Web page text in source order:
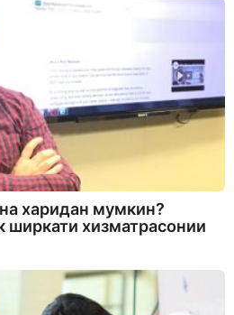
харидан мумкин?
ширкати хизматрасонии